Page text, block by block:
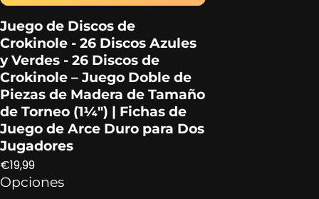
Juego de Discos de
Crokinole - 26 Discos Azules
y Verdes - 26 Discos de
Crokinole – Juego Doble de
Piezas de Madera de Tamaño
de Torneo (1¼″) | Fichas de
Juego de Arce Duro para Dos
Jugadores
Precio normal
€19,99
Opciones